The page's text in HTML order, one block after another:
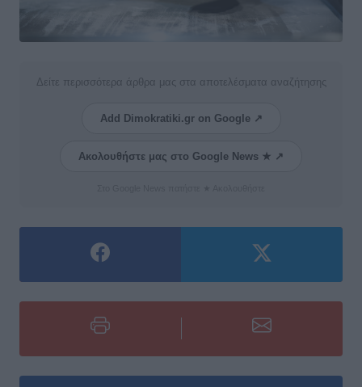
Δείτε περισσότερα άρθρα μας στα αποτελέσματα αναζήτησης
Add Dimokratiki.gr on Google ↗
Ακολουθήστε μας στο Google News ★ ↗